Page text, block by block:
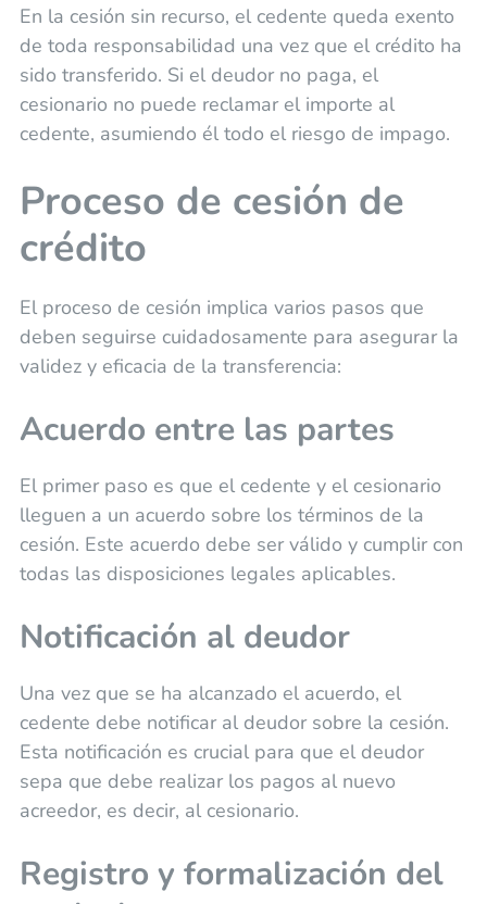
En la cesión sin recurso, el cedente queda exento
de toda responsabilidad una vez que el crédito ha
sido transferido. Si el deudor no paga, el
cesionario no puede reclamar el importe al
cedente, asumiendo él todo el riesgo de impago.
Proceso de cesión de
crédito
El proceso de cesión implica varios pasos que
deben seguirse cuidadosamente para asegurar la
validez y eficacia de la transferencia:
Acuerdo entre las partes
El primer paso es que el cedente y el cesionario
lleguen a un acuerdo sobre los términos de la
cesión. Este acuerdo debe ser válido y cumplir con
todas las disposiciones legales aplicables.
Notificación al deudor
Una vez que se ha alcanzado el acuerdo, el
cedente debe notificar al deudor sobre la cesión.
Esta notificación es crucial para que el deudor
sepa que debe realizar los pagos al nuevo
acreedor, es decir, al cesionario.
Registro y formalización del